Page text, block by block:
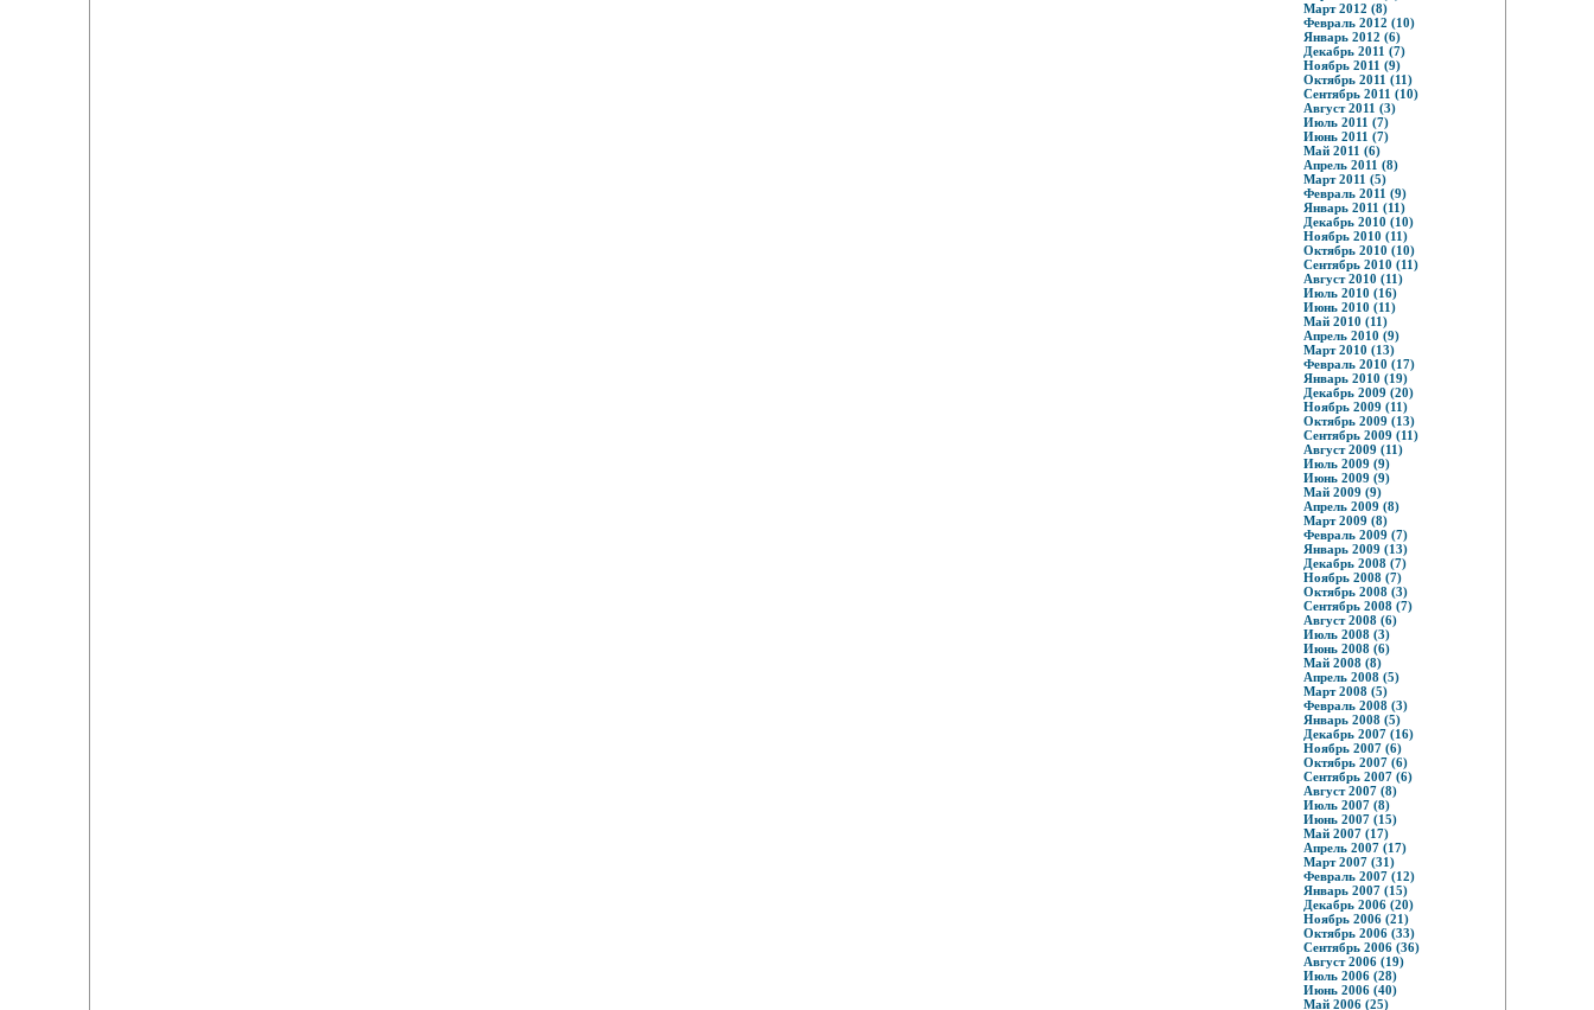
Март 2012 (8)
Февраль 2012 (10)
Январь 2012 (6)
Декабрь 2011 (7)
Ноябрь 2011 (9)
Октябрь 2011 (11)
Сентябрь 2011 (10)
Август 2011 (3)
Июль 2011 (7)
Июнь 2011 (7)
Май 2011 (6)
Апрель 2011 (8)
Март 2011 (5)
Февраль 2011 (9)
Январь 2011 (11)
Декабрь 2010 (10)
Ноябрь 2010 (11)
Октябрь 2010 (10)
Сентябрь 2010 (11)
Август 2010 (11)
Июль 2010 (16)
Июнь 2010 (11)
Май 2010 (11)
Апрель 2010 (9)
Март 2010 (13)
Февраль 2010 (17)
Январь 2010 (19)
Декабрь 2009 (20)
Ноябрь 2009 (11)
Октябрь 2009 (13)
Сентябрь 2009 (11)
Август 2009 (11)
Июль 2009 (9)
Июнь 2009 (9)
Май 2009 (9)
Апрель 2009 (8)
Март 2009 (8)
Февраль 2009 (7)
Январь 2009 (13)
Декабрь 2008 (7)
Ноябрь 2008 (7)
Октябрь 2008 (3)
Сентябрь 2008 (7)
Август 2008 (6)
Июль 2008 (3)
Июнь 2008 (6)
Май 2008 (8)
Апрель 2008 (5)
Март 2008 (5)
Февраль 2008 (3)
Январь 2008 (5)
Декабрь 2007 (16)
Ноябрь 2007 (6)
Октябрь 2007 (6)
Сентябрь 2007 (6)
Август 2007 (8)
Июль 2007 (8)
Июнь 2007 (15)
Май 2007 (17)
Апрель 2007 (17)
Март 2007 (31)
Февраль 2007 (12)
Январь 2007 (15)
Декабрь 2006 (20)
Ноябрь 2006 (21)
Октябрь 2006 (33)
Сентябрь 2006 (36)
Август 2006 (19)
Июль 2006 (28)
Июнь 2006 (40)
Май 2006 (25)